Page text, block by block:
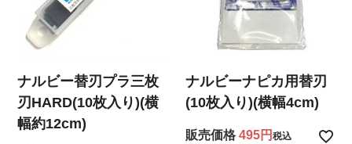
ナルビー替刃プラ三枚
刃HARD(10枚入り)(横
幅約12cm)
ナルビーナピカ用替刃
(10枚入り)(横幅4cm)
販売価格 495 税込